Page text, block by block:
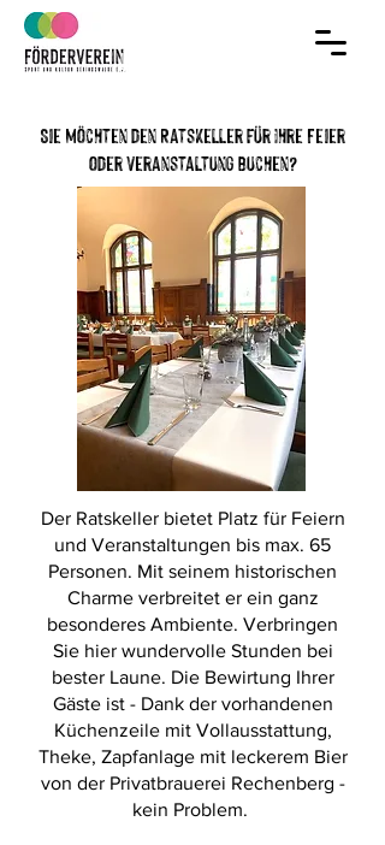
im Verein werden!
Sie möchten den Ratskeller für Ihre Feier
oder Veranstaltung buchen?
Der Ratskeller bietet Platz für Feiern
und Veranstaltungen bis max. 65
Personen. Mit seinem historischen
Charme verbreitet er ein ganz
besonderes Ambiente. Verbringen
Sie hier wundervolle Stunden bei
bester Laune. Die Bewirtung Ihrer
Gäste ist - Dank der vorhandenen
Küchenzeile mit Vollausstattung,
Theke, Zapfanlage mit leckerem Bier
von der Privatbrauerei Rechenberg -
kein Problem.